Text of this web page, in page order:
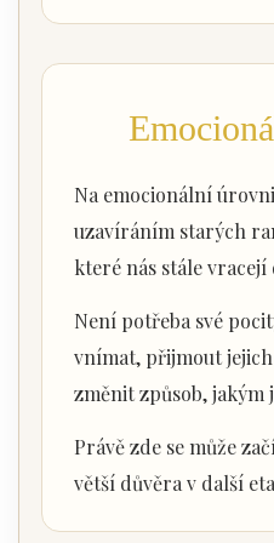
Na emocionální
uzavíráním starých
které nás stále
Není potřeba své
vnímat, přijmout
změnit způsob, jakým
Právě zde se může
větší důvěra v další